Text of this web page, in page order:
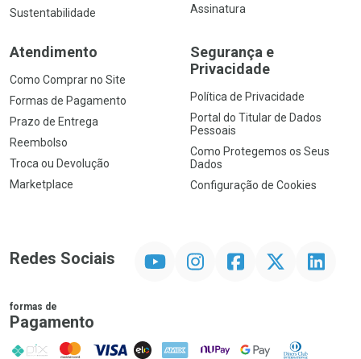
Sustentabilidade
Assinatura
Atendimento
Como Comprar no Site
Formas de Pagamento
Prazo de Entrega
Reembolso
Troca ou Devolução
Marketplace
Segurança e
Privacidade
Política de Privacidade
Portal do Titular de Dados
Pessoais
Como Protegemos os Seus
Dados
Configuração de Cookies
Redes Sociais InstagramFacebookTwitter Linkedin
formas de
Pagamento
PIX MasterCard
VISA ELO AMEX NuPay Google PayDiners Club